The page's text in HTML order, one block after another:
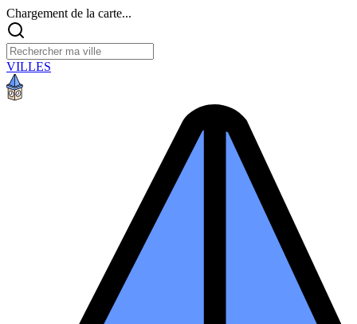
Chargement de la carte...
VILLES